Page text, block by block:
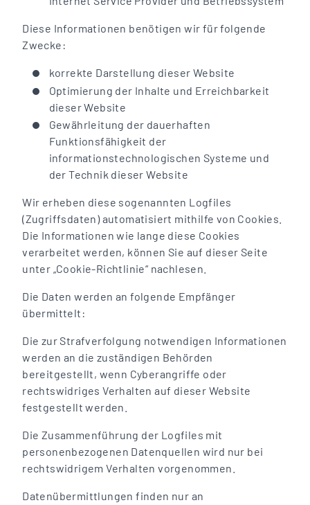
Diese Informationen benötigen wir für folgende
Zwecke:
korrekte Darstellung dieser Website
Optimierung der Inhalte und Erreichbarkeit
dieser Website
Gewährleitung der dauerhaften
Funktionsfähigkeit der
informationstechnologischen Systeme und
der Technik dieser Website
Wir erheben diese sogenannten Logfiles
(Zugriffsdaten) automatisiert mithilfe von Cookies.
Die Informationen wie lange diese Cookies
verarbeitet werden, können Sie auf dieser Seite
unter „Cookie-Richtlinie“ nachlesen.
Die Daten werden an folgende Empfänger
übermittelt:
Die zur Strafverfolgung notwendigen Informationen
werden an die zuständigen Behörden
bereitgestellt, wenn Cyberangriffe oder
rechtswidriges Verhalten auf dieser Website
festgestellt werden.
Die Zusammenführung der Logfiles mit
personenbezogenen Datenquellen wird nur bei
rechtswidrigem Verhalten vorgenommen.
Datenübermittlungen finden nur an